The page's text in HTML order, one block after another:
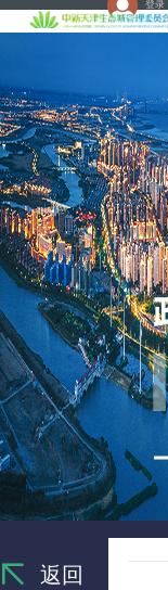
登录
返回